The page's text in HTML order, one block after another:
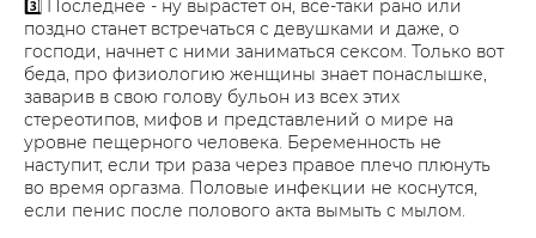
3️⃣ Последнее - ну вырастет он, всё-таки рано или
поздно станет встречаться с девушками и даже, о
господи, начнет с ними заниматься сексом. Только вот
беда, про физиологию женщины знает понаслышке,
заварив в свою голову бульон из всех этих
стереотипов, мифов и представлений о мире на
уровне пещерного человека. Беременность не
наступит, если три раза через правое плечо плюнуть
во время оргазма. Половые инфекции не коснутся,
если пенис после полового акта вымыть с мылом.